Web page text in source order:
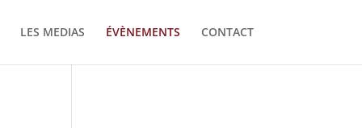
LES MEDIAS ÉVÈNEMENTS CONTACT